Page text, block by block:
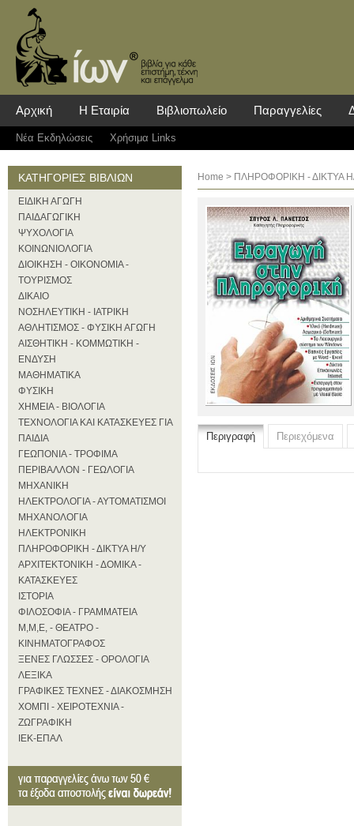
Αρχική Η Εταιρία Βιβλιοπωλείο Παραγγελίες
Νέα Eκδηλώσεις Χρήσιμα Links
ΚΑΤΗΓΟΡΙΕΣ ΒΙΒΛΙΩΝ
ΕΙΔΙΚΗ ΑΓΩΓΗ
ΠΑΙΔΑΓΩΓΙΚΗ
ΨΥΧΟΛΟΓΙΑ
ΚΟΙΝΩΝΙΟΛΟΓΙΑ
ΔΙΟΙΚΗΣΗ - ΟΙΚΟΝΟΜΙΑ -
ΤΟΥΡΙΣΜΟΣ
ΔΙΚΑΙΟ
ΝΟΣΗΛΕΥΤΙΚΗ - ΙΑΤΡΙΚΗ
ΑΘΛΗΤΙΣΜΟΣ - ΦΥΣΙΚΗ ΑΓΩΓΗ
ΑΙΣΘΗΤΙΚΗ - ΚΟΜΜΩΤΙΚΗ -
ΕΝΔΥΣΗ
ΜΑΘΗΜΑΤΙΚΑ
ΦΥΣΙΚΗ
ΧΗΜΕΙΑ - ΒΙΟΛΟΓΙΑ
ΤΕΧΝΟΛΟΓΙΑ ΚΑΙ ΚΑΤΑΣΚΕΥΕΣ ΓΙΑ
ΠΑΙΔΙΑ
ΓΕΩΠΟΝΙΑ - ΤΡΟΦΙΜΑ
ΠΕΡΙΒΑΛΛΟΝ - ΓΕΩΛΟΓΙΑ
ΜΗΧΑΝΙΚΗ
ΗΛΕΚΤΡΟΛΟΓΙΑ - ΑΥΤΟΜΑΤΙΣΜΟΙ
ΜΗΧΑΝΟΛΟΓΙΑ
ΗΛΕΚΤΡΟΝΙΚΗ
ΠΛΗΡΟΦΟΡΙΚΗ - ΔΙΚΤΥΑ Η/Υ
ΑΡΧΙΤΕΚΤΟΝΙΚΗ - ΔΟΜΙΚΑ -
ΚΑΤΑΣΚΕΥΕΣ
ΙΣΤΟΡΙΑ
ΦΙΛΟΣΟΦΙΑ - ΓΡΑΜΜΑΤΕΙΑ
Μ,Μ,Ε, - ΘΕΑΤΡΟ -
ΚΙΝΗΜΑΤΟΓΡΑΦΟΣ
ΞΕΝΕΣ ΓΛΩΣΣΕΣ - ΟΡΟΛΟΓΙΑ
ΛΕΞΙΚΑ
ΓΡΑΦΙΚΕΣ ΤΕΧΝΕΣ - ΔΙΑΚΟΣΜΗΣΗ
ΧΟΜΠΙ - ΧΕΙΡΟΤΕΧΝΙΑ -
ΖΩΓΡΑΦΙΚΗ
ΙΕΚ-ΕΠΑΛ
Home > ΠΛΗΡΟΦΟΡΙΚΗ - ΔΙΚΤΥΑ
Περιγραφή Περιεχόμενα